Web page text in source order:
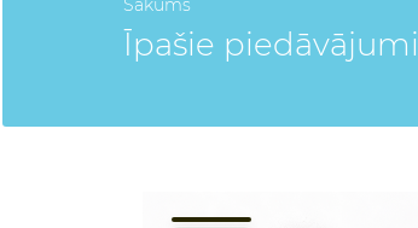
Sākums
Īpašie piedāvājumi